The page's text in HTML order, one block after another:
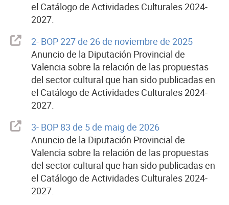
el Catálogo de Actividades Culturales 2024-
2027.
2- BOP 227 de 26 de noviembre de 2025
Anuncio de la Diputación Provincial de
Valencia sobre la relación de las propuestas
del sector cultural que han sido publicadas en
el Catálogo de Actividades Culturales 2024-
2027.
3- BOP 83 de 5 de maig de 2026
Anuncio de la Diputación Provincial de
Valencia sobre la relación de las propuestas
del sector cultural que han sido publicadas en
el Catálogo de Actividades Culturales 2024-
2027.